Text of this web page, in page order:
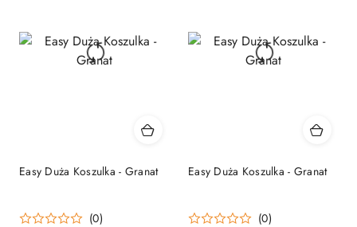
Easy Duża Koszulka - Granat
(0)
Easy Duża Koszulka - Granat
(0)